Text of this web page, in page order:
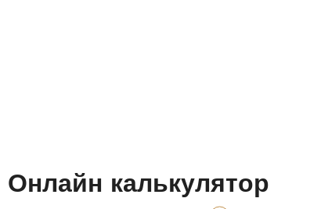
Онлайн калькулятор